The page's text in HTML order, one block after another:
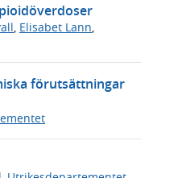
Elisabet Lann
förutsättningar